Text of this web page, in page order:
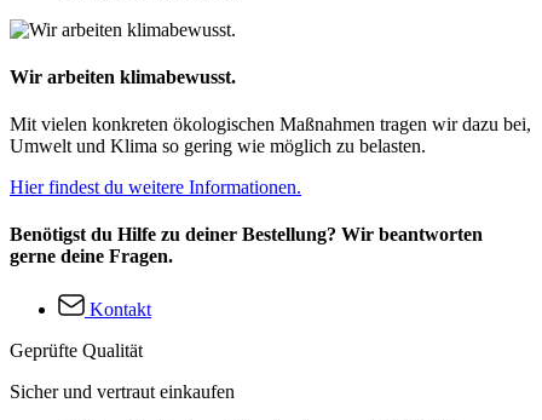
Wir arbeiten klimabewusst.
Mit vielen konkreten ökologischen Maßnahmen tragen wir dazu bei,
Umwelt und Klima so gering wie möglich zu belasten.
Hier findest du weitere Informationen.
Benötigst du Hilfe zu deiner Bestellung? Wir beantworten
gerne deine Fragen.
Kontakt
Geprüfte Qualität
Sicher und vertraut einkaufen